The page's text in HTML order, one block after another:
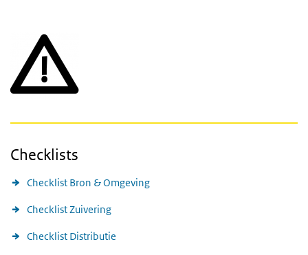
Checklists
Checklist Bron & Omgeving
Checklist Zuivering
Checklist Distributie